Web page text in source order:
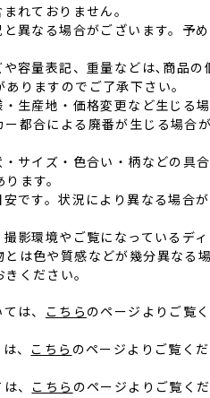
れておりません。
異なる場合がございます。予め
容量表記、重量などは､商品の
りますのでご了承下さい。
⽣産地‧価格変更など⽣じる場
都合による廃番が⽣じる場合
‧サイズ‧⾊合い‧柄などの具合
ます。
です。状況により異なる場合が
影環境やご覧になっているディ
は⾊や質感などが幾分異なる
ください。
は、 こちら のページよりご覧く
、 こちら のページよりご覧くだ
、 こちら のページよりご覧くだ